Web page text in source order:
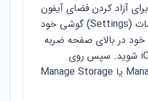
آزاد کردن فضای آیفون
ضروری است. به تنظیمات (Settings) گوشی خود
خود در بالای صفحه ضربه
بزنید. وارد بخش iCloud شوید. سپس روی
Manage Account Storage یا Manage Storage